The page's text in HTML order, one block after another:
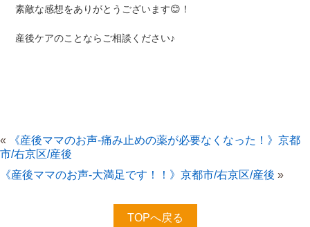
素敵な感想をありがとうございます😊！
産後ケアのことならご相談ください♪
«
《産後ママのお声-痛み止めの薬が必要なくなった！》京都
市/右京区/産後
《産後ママのお声-大満足です！！》京都市/右京区/産後 »
TOPへ戻る